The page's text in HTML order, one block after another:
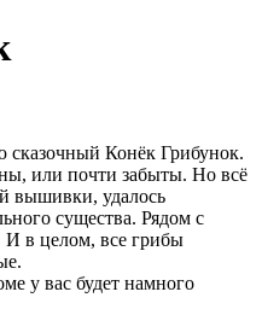
сказочный Конёк Грибунок.
или почти забыты. Но всё
вышивки, удалось
существа. Рядом с
в целом, все грибы
у вас будет намного